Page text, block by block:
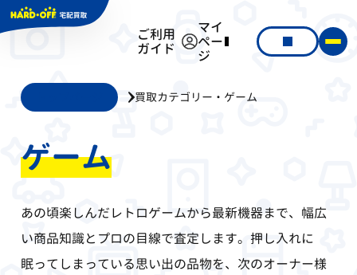
ご利用
ガイド
マイ
ペー
ジ
買取カテゴリー・ゲーム
ゲーム
あの頃楽しんだレトロゲームから最新機器まで、幅広
い商品知識とプロの目線で査定します。押し入れに
眠ってしまっている思い出の品物を、次のオーナー様